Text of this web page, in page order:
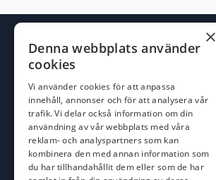
×
Denna webbplats använder
cookies
Vi använder cookies för att anpassa
innehåll, annonser och för att analysera vår
trafik. Vi delar också information om din
användning av vår webbplats med våra
reklam- och analyspartners som kan
kombinera den med annan information som
du har tillhandahållit dem eller som de har